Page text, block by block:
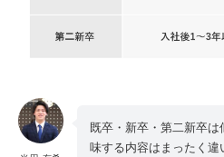
既卒・新卒・第二新卒
味する内容はまったく